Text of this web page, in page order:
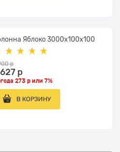
Яблоко 3000x100х100
р
р
273 р или7%
В КОРЗИНУ